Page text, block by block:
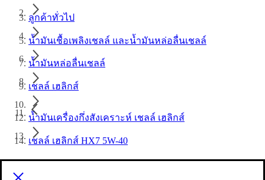
ลูกค้าทั่วไป
น้ำมันเชื้อเพลิงเชลล์ และน้ำมันหล่อลื่นเชลล์
น้ำมันหล่อลื่นเชลล์
เชลล์ เฮลิกส์
น้ำมันเครื่องกึ่งสังเคราะห์ เชลล์ เฮลิกส์
เชลล์ เฮลิกส์ HX7 5W-40
ต้องการให้เราช่วย?